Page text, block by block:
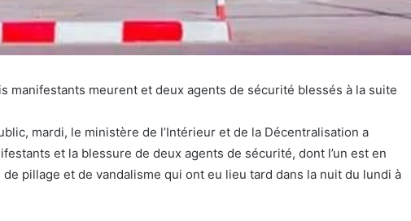
manifestants meurent et deux agents de sécurité blessés à la suite
mardi, le ministère de l’Intérieur et de la Décentralisation a
et la blessure de deux agents de sécurité, dont l’un est en
pillage et de vandalisme qui ont eu lieu tard dans la nuit du lundi à